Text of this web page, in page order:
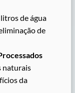
de água
de
naturais
da